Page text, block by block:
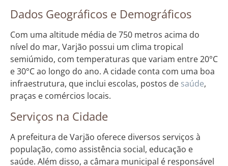
Dados Geográficos e Demográficos
Com uma altitude média de 750 metros acima do
nível do mar, Varjão possui um clima tropical
semiúmido, com temperaturas que variam entre 20°C
e 30°C ao longo do ano. A cidade conta com uma boa
infraestrutura, que inclui escolas, postos de saúde,
praças e comércios locais.
Serviços na Cidade
A prefeitura de Varjão oferece diversos serviços à
população, como assistência social, educação e
saúde. Além disso, a câmara municipal é responsável